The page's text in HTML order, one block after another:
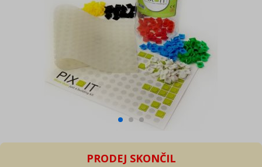
PRODEJ SKONČIL